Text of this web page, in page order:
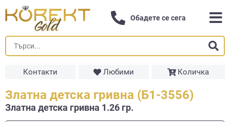
Обадете се сега
Контакти Любими Количка
Златна детска гривна (Б1-3556)
Златна детска гривна 1.26 гр.